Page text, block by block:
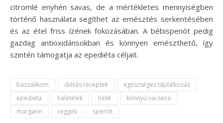
citromlé enyhén savas, de a mértékletes mennyiségben
történő használata segíthet az emésztés serkentésében
és az étel friss ízének fokozásában. A bébispenót pedig
gazdag antioxidánsokban és könnyen emészthető, így
szintén támogatja az epediéta céljait.
bazsalikom diétás receptek
egészséges táplálkozás
epedieta
halételek hekk
könnyű vacsora
margarin
reggeli spenót